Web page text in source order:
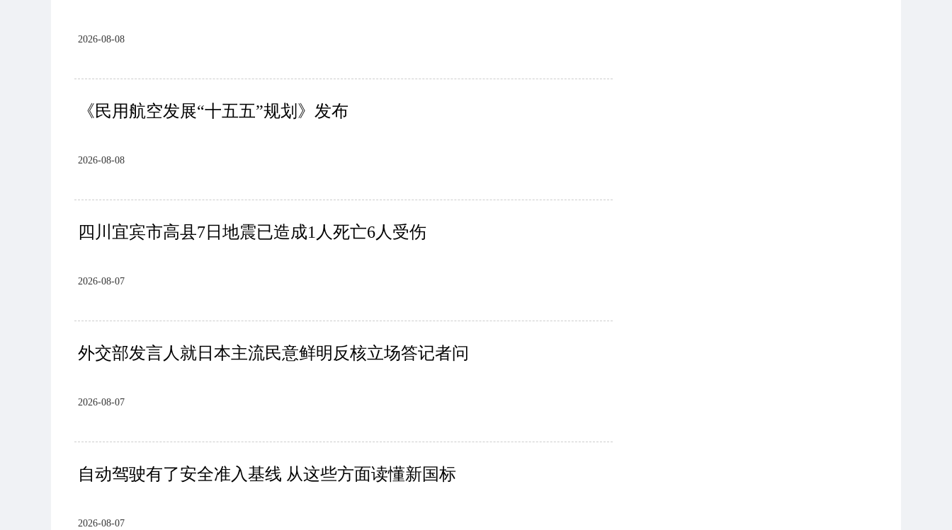
2026-08-08
《民用航空发展“十五五”规划》发布
2026-08-08
四川宜宾市高县7日地震已造成1人死亡6人受伤
2026-08-07
外交部发言人就日本主流民意鲜明反核立场答记者问
2026-08-07
自动驾驶有了安全准入基线 从这些方面读懂新国标
2026-08-07